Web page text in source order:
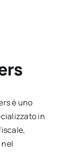
è uno
in